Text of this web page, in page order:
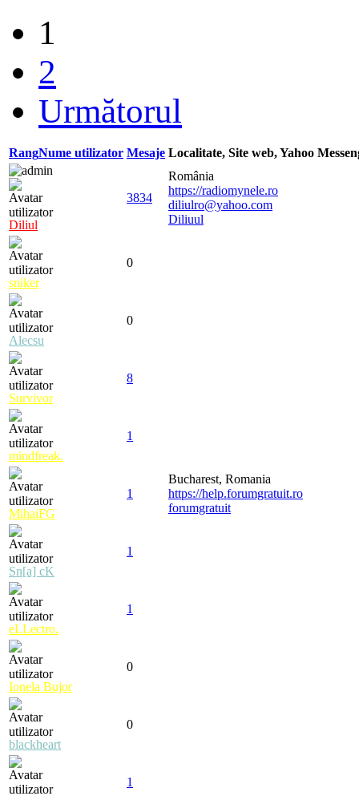
1
2
Următorul
RangNume utilizator Mesaje Localitate, Site web, Yahoo
Diliul
3834
România
https://radiomynele.ro
diliulro@yahoo.com
Diliuul
sniker
0
Alecsu
0
Survivor
8
mindfreak.
1
MihaiFG
1
Bucharest, Romania
https://help.forumgratuit.ro
forumgratuit
Sn[a] cK
1
eLLectro.
1
Ionela Bujor
0
blackheart
0
1